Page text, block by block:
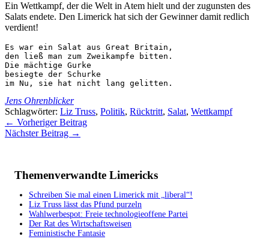
Ein Wettkampf, der die Welt in Atem hielt und der zugunsten des
Salats endete. Den Limerick hat sich der Gewinner damit redlich
verdient!
Es war ein Salat aus Great Britain,
den ließ man zum Zweikampfe bitten.
Die mächtige Gurke
besiegte der Schurke
im Nu, sie hat nicht lang gelitten.
Jens Ohrenblicker
Schlagwörter: Liz Truss, Politik, Rücktritt, Salat, Wettkampf
← Vorheriger Beitrag
Nächster Beitrag →
Themenverwandte Limericks
Schreiben Sie mal einen Limerick mit „liberal“!
Liz Truss lässt das Pfund purzeln
Wahlwerbespot: Freie technologieoffene Partei
Der Rat des Wirtschaftsweisen
Feministische Fantasie